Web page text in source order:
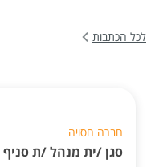
לכל הכתבות
חברה חסויה
סגן /ית מנהל /ת